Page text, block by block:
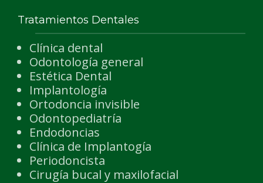
Tratamientos Dentales
Clínica dental
Odontología general
Estética Dental
Implantología
Ortodoncia invisible
Odontopediatría
Endodoncias
Clínica de Implantogía
Periodoncista
Cirugía bucal y maxilofacial